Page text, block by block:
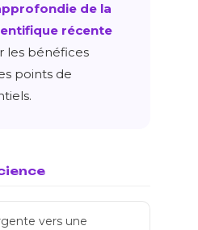
de la
récente
les bénéfices
points de
vers une